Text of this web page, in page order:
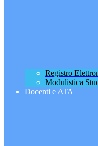
Registro
Modulistica
Docenti e ATA